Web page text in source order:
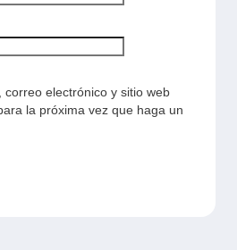
electrónico y sitio web
la próxima vez que haga un